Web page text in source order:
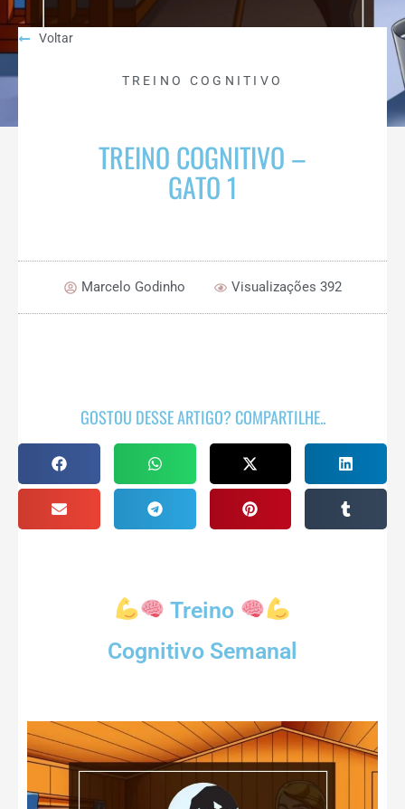
Voltar
TREINO COGNITIVO
TREINO COGNITIVO –
GATO 1
Marcelo Godinho Visualizações 392
GOSTOU DESSE ARTIGO? COMPARTILHE..
Treino
Cognitivo Semanal